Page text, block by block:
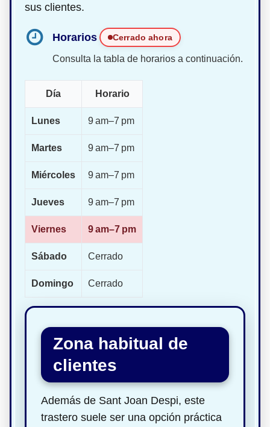
sus clientes.
Horarios Cerrado ahora
Consulta la tabla de horarios a continuación.
Día Horario
Lunes 9 am–7 pm
Martes 9 am–7 pm
Miércoles 9 am–7 pm
Jueves 9 am–7 pm
Viernes 9 am–7 pm
Sábado Cerrado
Domingo Cerrado
Zona habitual de
clientes
Además de Sant Joan Despi, este
trastero suele ser una opción práctica